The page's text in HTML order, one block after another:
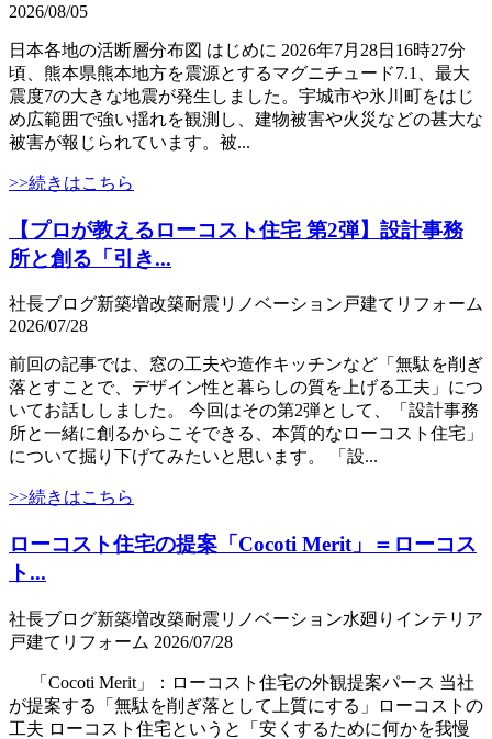
2026/08/05
日本各地の活断層分布図 はじめに 2026年7月28日16時27分
頃、熊本県熊本地方を震源とするマグニチュード7.1、最大
震度7の大きな地震が発生しました。宇城市や氷川町をはじ
め広範囲で強い揺れを観測し、建物被害や火災などの甚大な
被害が報じられています。被...
>>続きはこちら
【プロが教えるローコスト住宅 第2弾】設計事務
所と創る「引き...
社長ブログ新築増改築耐震 リノベーション 戸建て リフォーム
2026/07/28
前回の記事では、窓の工夫や造作キッチンなど「無駄を削ぎ
落とすことで、デザイン性と暮らしの質を上げる工夫」につ
いてお話ししました。 今回はその第2弾として、「設計事務
所と一緒に創るからこそできる、本質的なローコスト住宅」
について掘り下げてみたいと思います。 「設...
>>続きはこちら
ローコスト住宅の提案「Cocoti Merit」＝ローコス
ト...
社長ブログ新築増改築耐震 リノベーション水廻り インテリア
戸建て リフォーム 2026/07/28
「Cocoti Merit」：ローコスト住宅の外観提案パース 当社
が提案する「無駄を削ぎ落として上質にする」ローコストの
工夫 ローコスト住宅というと「安くするために何かを我慢